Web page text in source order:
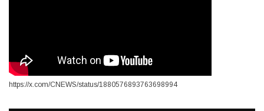
https://x.com/CNEWS/status/1880576893763698994